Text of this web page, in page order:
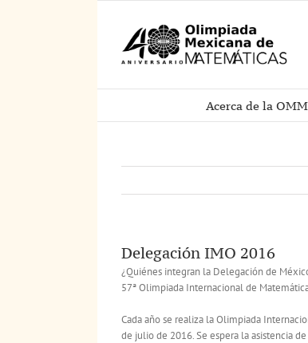
Acerca de la OMM
Delegación IMO 2016
¿Quiénes integran la Delegación de
57ª Olimpiada Internacional de
Cada año se realiza la Olimpiada
de julio de 2016. Se espera la asistencia